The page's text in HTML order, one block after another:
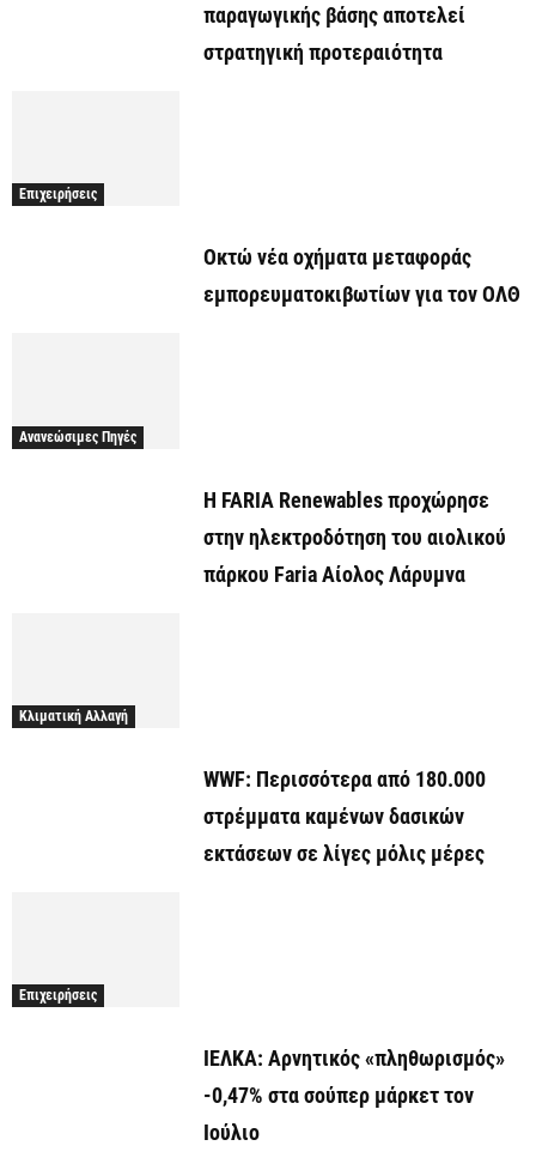
παραγωγικής βάσης αποτελεί
στρατηγική προτεραιότητα
Επιχειρήσεις
Οκτώ νέα οχήματα μεταφοράς
εμπορευματοκιβωτίων για τον ΟΛΘ
Ανανεώσιμες Πηγές
Η FARIA Renewables προχώρησε
στην ηλεκτροδότηση του αιολικού
πάρκου Faria Αίολος Λάρυμνα
Κλιματική Αλλαγή
WWF: Περισσότερα από 180.000
στρέμματα καμένων δασικών
εκτάσεων σε λίγες μόλις μέρες
Επιχειρήσεις
ΙΕΛΚΑ: Αρνητικός «πληθωρισμός»
-0,47% στα σούπερ μάρκετ τον
Ιούλιο